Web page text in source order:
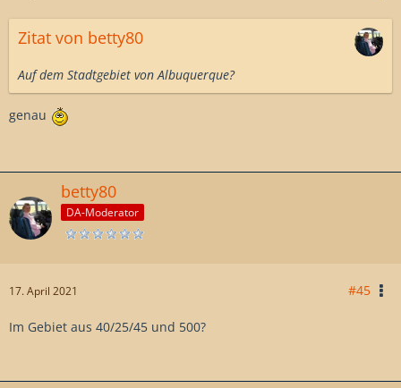
Zitat von betty80
Auf dem Stadtgebiet von Albuquerque?
genau
betty80
DA-Moderator
17. April 2021 #45
Im Gebiet aus 40/25/45 und 500?